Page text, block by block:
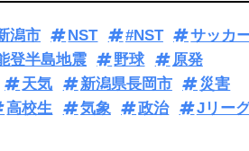
潟市 NST #NST
サッカ
登半島地震 野球
原発
天気 新潟県長岡市
災害
高校生 気象 政治 Jリー